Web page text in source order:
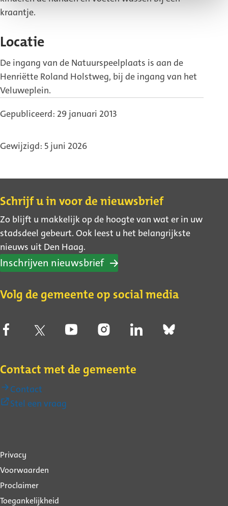
kraantje.
Locatie
De ingang van de Natuurspeelplaats is aan de
Henriëtte Roland Holstweg, bij de ingang van het
Veluweplein.
Gepubliceerd: 29 januari 2013
Gewijzigd: 5 juni 2026
Contact
Schrijf u in voor de nieuwsbrief
Zo blijft u makkelijk op de hoogte van wat er in uw
stadsdeel gebeurt. Ook leest u het belangrijkste
nieuws uit Den Haag.
Inschrijven nieuwsbrief
Volg de gemeente op social media
Contact met de gemeente
Contact
Stel een vraag
Over
deze
website
Privacy
Voorwaarden
Proclaimer
Toegankelijkheid